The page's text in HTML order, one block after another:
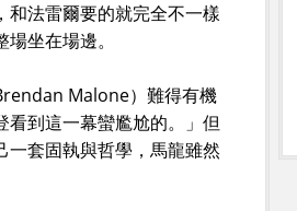
和法雷爾要的就完全不一樣
坐在場邊。
Malone）難得有機
到這一幕蠻尷尬的。」但
一套固執與哲學，馬龍雖然